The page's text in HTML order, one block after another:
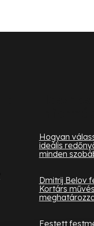
Hogyan
ideális
minden
Dmitrij Belov
Kortárs
Festett